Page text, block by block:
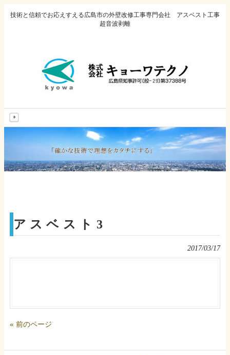
技術と信頼でお応えすえる広島市の外壁改修工事専門会社 アスベスト工事
超音波剥離
アスベスト3
2017/03/17
« 前のページ